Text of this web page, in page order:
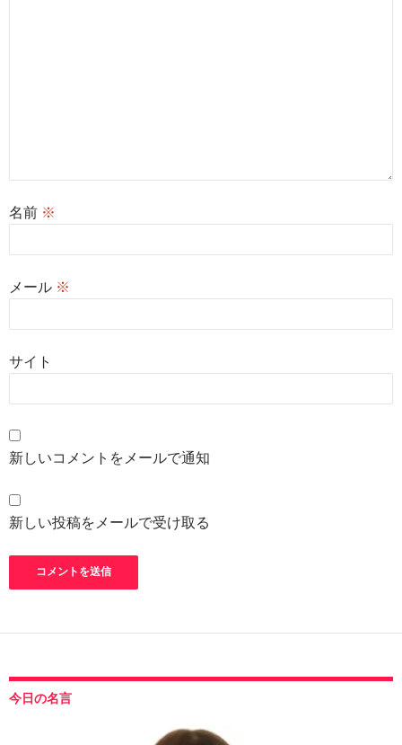
名前 ※
メール ※
サイト
新しいコメントをメールで通知
新しい投稿をメールで受け取る
今日の名言